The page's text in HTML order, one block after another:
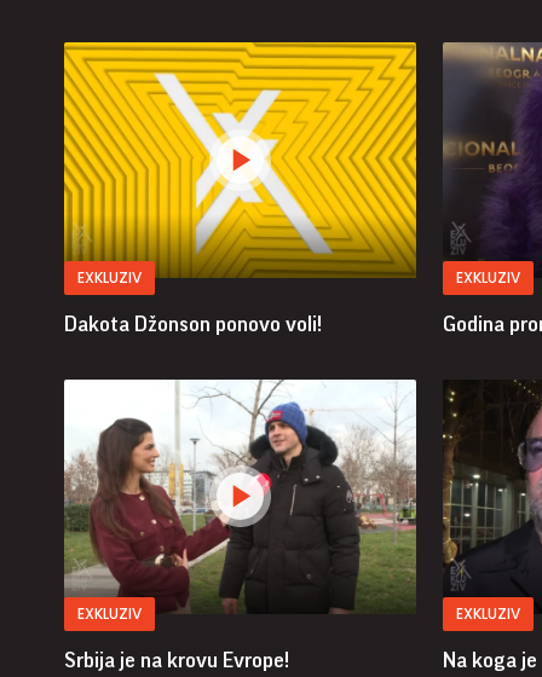
EXKLUZIV
Dakota Džonson ponovo voli!
EXKLUZIV
Godina
EXKLUZIV
Srbija je na krovu Evrope!
EXKLUZIV
Na koga